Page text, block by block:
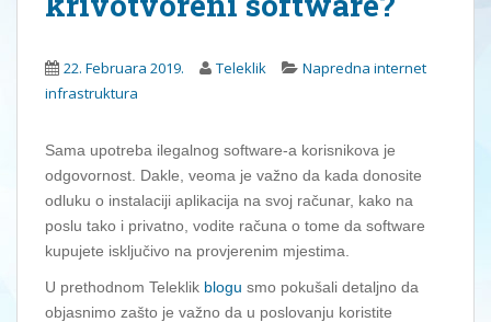
22. Februara 2019. Teleklik
Napredna internet
infrastruktura
Sama upotreba ilegalnog software-a korisnikova je
odgovornost. Dakle, veoma je važno da kada donosite
odluku o instalaciji aplikacija na svoj računar, kako na
poslu tako i privatno, vodite računa o tome da software
kupujete isključivo na provjerenim mjestima.
U prethodnom Teleklik blogu smo pokušali detaljno da
objasnimo zašto je važno da u poslovanju koristite